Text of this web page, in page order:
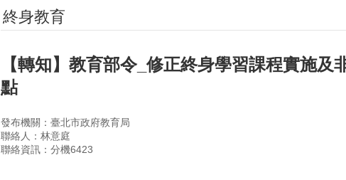
終身教育
【轉知】教育部令_修正終身學習課程實施及
點
發布機關：臺北市政府教育局
聯絡人：林意庭
聯絡資訊：分機6423